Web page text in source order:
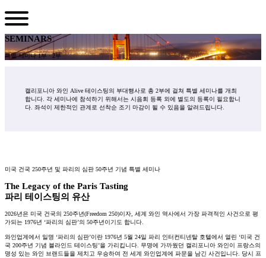
SEMINARS
특별 세미나 1부 · 2부
캘리포니아 와인 Alive 테이스팅의 부대행사로 총 2부에 걸쳐 특별 세미나를 개최
합니다. 각 세미나에 참석하기 위해서는 시음회 등록 외에 별도의 등록이 필요합니
다. 좌석이 제한적인 관계로 선착순 조기 마감이 될 수 있음을 알려드립니다.
미국 건국 250주년 및 파리의 심판 50주년 기념 특별 세미나
The Legacy of the Paris Tasting
파리 테이스팅의 유산
2026년은 미국 건국의 250주년(Freedom 250)이자, 세계 와인 역사에서 가장 파격적인 사건으로 평
가되는 1976년 ‘파리의 심판’의 50주년이기도 합니다.
와인업계에서 일명 ‘파리의 심판’이란 1976년 5월 24일 파리 인터컨티넨탈 호텔에서 열린 ‘미국 건
국 200주년 기념 블라인드 테이스팅’을 가리킵니다. 무명에 가까웠던 캘리포니아 와인이 프랑스의
명성 있는 와인 브랜드들을 제치고 우승하여 전 세계 와인업계에 파문을 남긴 사건입니다. 당시 프